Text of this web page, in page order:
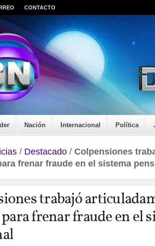
CONTACTO
Nación Internacional Política
/ Destacado / Colpensiones
frenar fraude en el sistema
trabajó
frenar fraude en el